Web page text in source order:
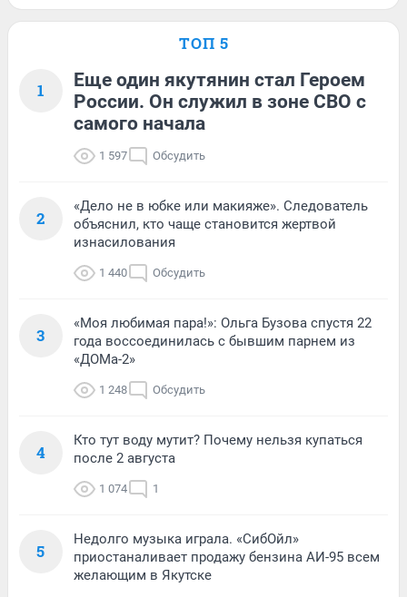
ТОП 5
1
Еще один якутянин стал Героем
России. Он служил в зоне СВО с
самого начала
1 597 Обсудить
2
«Дело не в юбке или макияже». Следователь
объяснил, кто чаще становится жертвой
изнасилования
1 440 Обсудить
3
«Моя любимая пара!»: Ольга Бузова спустя 22
года воссоединилась с бывшим парнем из
«ДОМа-2»
1 248 Обсудить
4
Кто тут воду мутит? Почему нельзя купаться
после 2 августа
1 074 1
5
Недолго музыка играла. «СибОйл»
приостаналивает продажу бензина АИ-95 всем
желающим в Якутске